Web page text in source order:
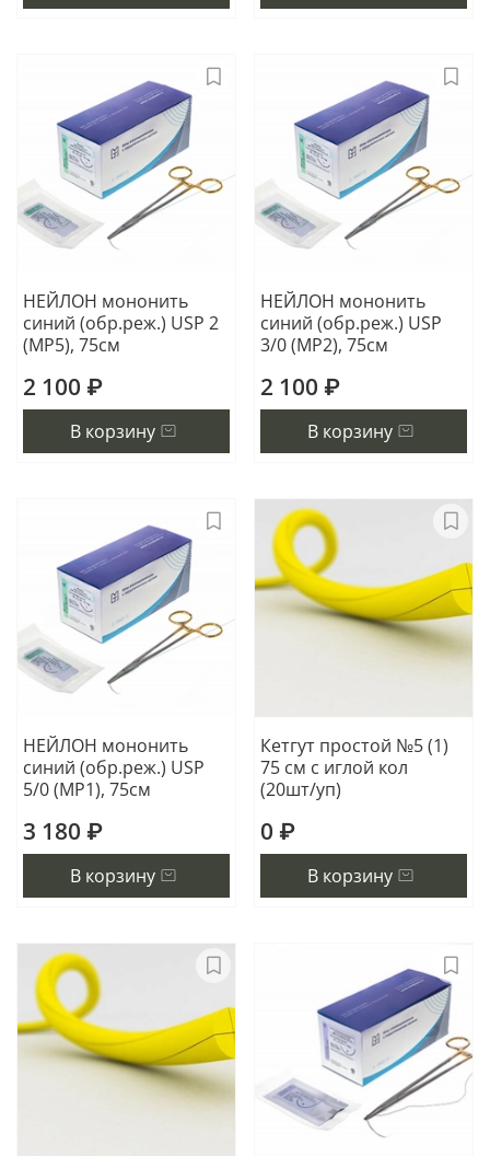
НЕЙЛОН мононить
синий (обр.реж.) USP 2
(МР5), 75см
2 100 ₽
В корзину
НЕЙЛОН мононить
синий (обр.реж.) USP
3/0 (МР2), 75см
2 100 ₽
В корзину
НЕЙЛОН мононить
синий (обр.реж.) USP
5/0 (МР1), 75см
3 180 ₽
В корзину
Кетгут простой №5 (1)
75 см с иглой кол
(20шт/уп)
0 ₽
В корзину